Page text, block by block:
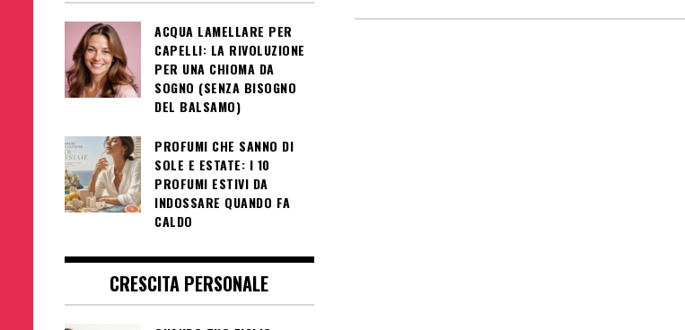
ACQUA LAMELLARE PER
CAPELLI: LA RIVOLUZIONE
PER UNA CHIOMA DA
SOGNO (SENZA BISOGNO
DEL BALSAMO)
PROFUMI CHE SANNO DI
SOLE E ESTATE: I 10
PROFUMI ESTIVI DA
INDOSSARE QUANDO FA
CALDO
CRESCITA PERSONALE